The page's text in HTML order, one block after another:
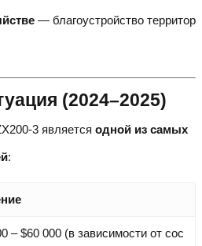
— благоустройство территор
(2024–2025)
3 является одной из самых
:
– $60 000 (в зависимости от сос